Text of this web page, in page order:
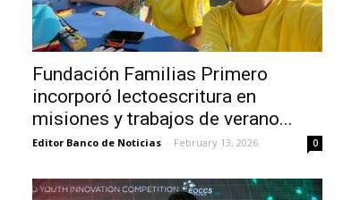
Fundación Familias Primero
incorporó lectoescritura en
misiones y trabajos de verano...
Editor Banco de Noticias - February 13, 2026 0